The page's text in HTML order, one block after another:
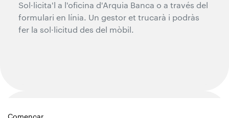
Sol·licita'l a l'oficina d'Arquia Banca o a través del
formulari en línia. Un gestor et trucarà i podràs
fer la sol·licitud des del mòbil.